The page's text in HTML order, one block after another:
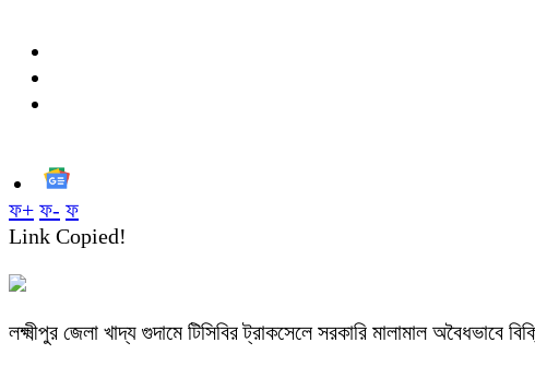
ফ+ ফ- ফ
Link Copied!
লক্ষ্মীপুর জেলা খাদ্য গুদামে টিসিবির ট্রাকসেলে সরকারি মালামাল